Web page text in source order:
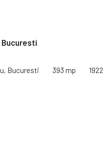
Bucuresti
Bucuresti 393 mp 1922